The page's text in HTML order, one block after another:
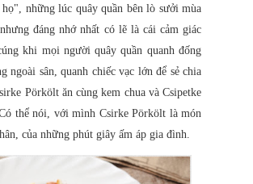
họ", những lúc quây quần bên lò sưởi mùa
đáng nhớ nhất có lẽ là cái cảm giác
khi mọi người quây quần quanh đống
ngoài sân, quanh chiếc vạc lớn để sẻ chia
Pörkölt ăn cùng kem chua và Csipetke
thể nói, với mình Csirke Pörkölt là món
của những phút giây ấm áp gia đình.